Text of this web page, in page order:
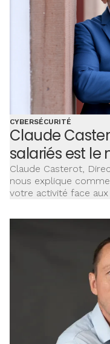
CYBERSÉCURITÉ
Claude
salariés est le
Claude Casterot,
nous explique
votre activité face aux